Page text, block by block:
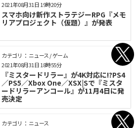
スマホ向け新作ストラテジーRPG​『メモ
リアプロジェクト（仮題）』が発表
2021年08月31日 19時20分
カテゴリ： ニュース / ゲーム
『ミスタードリラー』が4K対応に!?PS4
／PS5／Xbox One／XSX|Sで『ミスタ
ードリラーアンコール』が11月4日に発
売決定
2021年08月31日 18時55分
カテゴリ： ニュース